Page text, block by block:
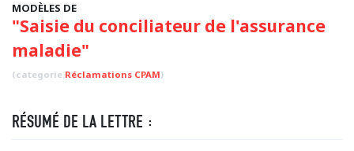
MODÈLES DE
"Saisie du conciliateur de l'assurance
maladie"
(categorie Réclamations CPAM)
RÉSUMÉ DE LA LETTRE :